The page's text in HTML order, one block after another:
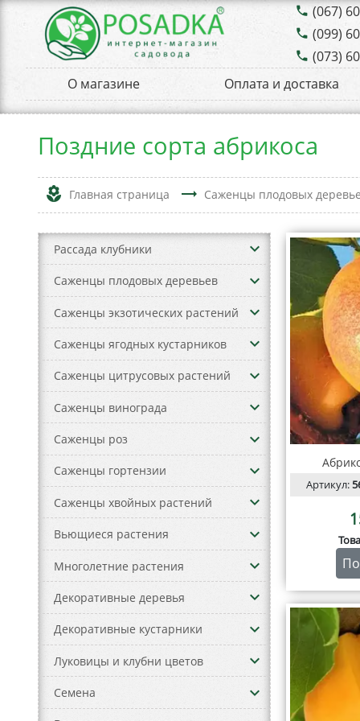
phone (067)
phone (099)
phone (073)
О магазине Оплата и доставка
Поздние сорта абрикоса
local_florist Главная страница trending_flat Саженцы плодовых
Рассада клубники keyboard_arrow_down
Саженцы плодовых деревьев keyboard_arrow_down
Саженцы экзотических растений keyboard_arrow_down
Саженцы ягодных кустарников keyboard_arrow_down
Саженцы цитрусовых растений keyboard_arrow_down
Саженцы винограда keyboard_arrow_down
Саженцы роз keyboard_arrow_down
Саженцы гортензии keyboard_arrow_down
Саженцы хвойных растений keyboard_arrow_down
Вьющиеся растения keyboard_arrow_down
Многолетние растения keyboard_arrow_down
Декоративные деревья keyboard_arrow_down
Декоративные кустарники keyboard_arrow_down
Луковицы и клубни цветов keyboard_arrow_down
Семена keyboard_arrow_down
Артикул: